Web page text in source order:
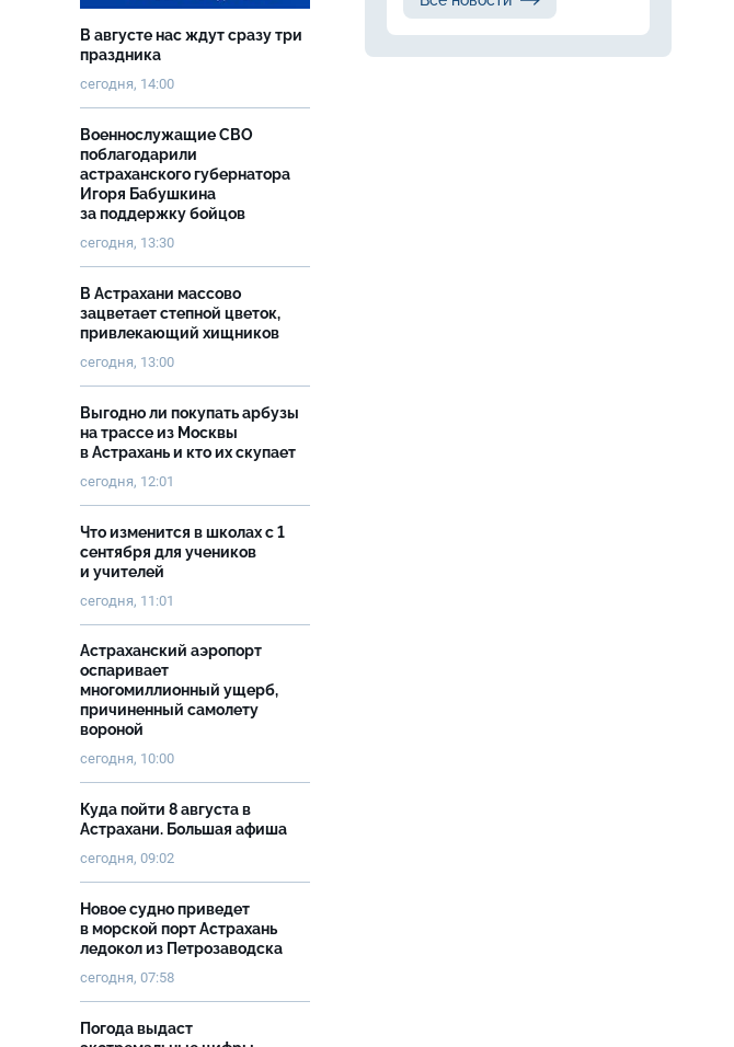
В августе нас ждут сразу три
праздника
сегодня, 14:00
Военнослужащие СВО
поблагодарили
астраханского губернатора
Игоря Бабушкина
за поддержку бойцов
сегодня, 13:30
В Астрахани массово
зацветает степной цветок,
привлекающий хищников
сегодня, 13:00
Выгодно ли покупать арбузы
на трассе из Москвы
в Астрахань и кто их скупает
сегодня, 12:01
Что изменится в школах с 1
сентября для учеников
и учителей
сегодня, 11:01
Астраханский аэропорт
оспаривает
многомиллионный ущерб,
причиненный самолету
вороной
сегодня, 10:00
Куда пойти 8 августа в
Астрахани. Большая афиша
сегодня, 09:02
Новое судно приведет
в морской порт Астрахань
ледокол из Петрозаводска
сегодня, 07:58
Погода выдаст